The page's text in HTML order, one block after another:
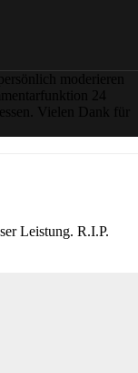
moderieren
24
Vielen Dank für
Leistung. R.I.P.